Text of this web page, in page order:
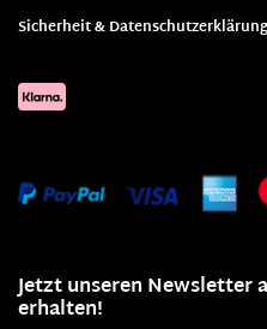
Sicherheit & Datenschutzerklärung
Jetzt unseren Newsletter
erhalten!